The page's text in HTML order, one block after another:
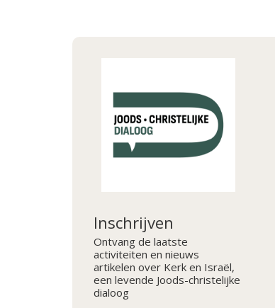
Inschrijven
Ontvang de laatste
activiteiten en nieuws
artikelen over Kerk en Israël,
een levende Joods-christelijke
dialoog